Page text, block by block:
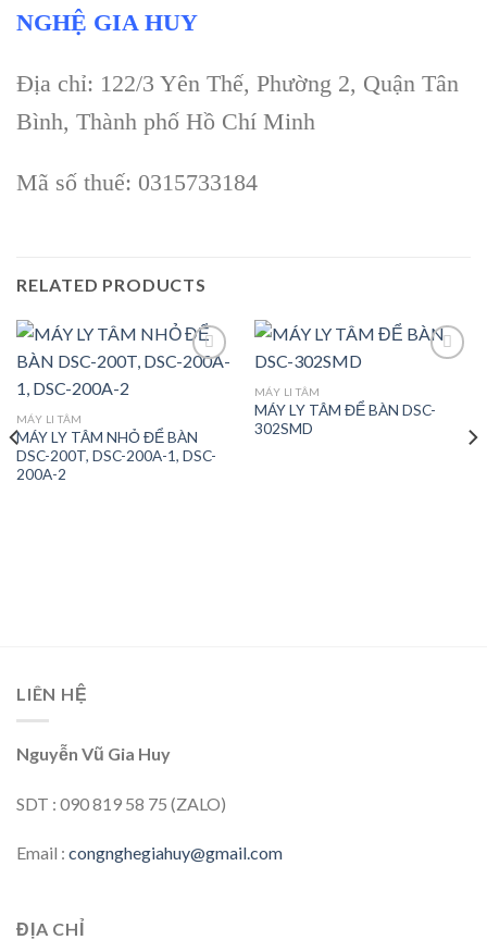
NGHỆ GIA HUY
Địa chỉ: 122/3 Yên Thế, Phường 2, Quận Tân
Bình, Thành phố Hồ Chí Minh
Mã số thuế: 0315733184
RELATED PRODUCTS
wishlist
MÁY LI TÂM
MÁY LY TÂM NHỎ ĐỂ BÀN
DSC-200T, DSC-200A-1, DSC-
200A-2
Add to
MÁY LI TÂM
MÁY LY TÂM ĐỂ BÀN DSC-
302SMD
LIÊN HỆ
Nguyễn Vũ Gia Huy
SDT : 090 819 58 75 (ZALO)
Email : congnghegiahuy@gmail.com
ĐỊA CHỈ